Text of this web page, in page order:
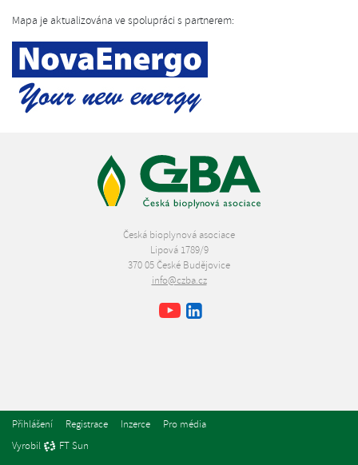
Mapa je aktualizována ve spolupráci s partnerem:
Česká bioplynová asociace
Lipová 1789/9
370 05 České Budějovice
info@czba.cz
Facebook
Youtube
Přihlášení Registrace Inzerce
Pro média
Vyrobil
FT Sun